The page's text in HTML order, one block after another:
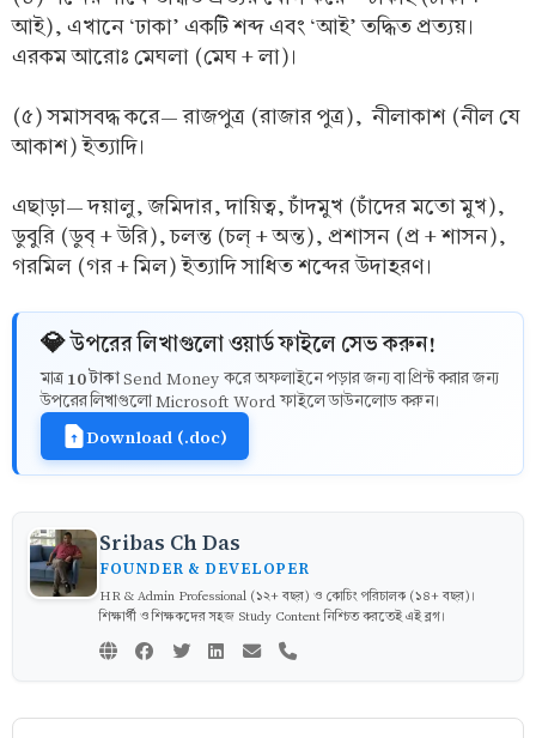
আই), এখানে ‘ঢাকা’ একটি শব্দ এবং ‘আই’ তদ্ধিত প্রত্যয়।
এরকম আরোঃ মেঘলা (মেঘ + লা)।
(৫) সমাসবদ্ধ করে— রাজপুত্র (রাজার পুত্র), নীলাকাশ (নীল যে
আকাশ) ইত্যাদি।
এছাড়া— দয়ালু, জমিদার, দায়িত্ব, চাঁদমুখ (চাঁদের মতো মুখ),
ডুবুরি (ডুব্ + উরি), চলন্ত (চল্ + অন্ত), প্রশাসন (প্র + শাসন),
গরমিল (গর + মিল) ইত্যাদি সাধিত শব্দের উদাহরণ।
💎 উপরের লিখাগুলো ওয়ার্ড ফাইলে সেভ করুন!
মাত্র 10 টাকাSend Money করে অফলাইনে পড়ার জন্য বা প্রিন্ট করার জন্য
উপরের লিখাগুলো Microsoft Word ফাইলে ডাউনলোড করুন।
Download (.doc)
Sribas Ch Das
FOUNDER & DEVELOPER
HR & Admin Professional (১২+ বছর) ও কোচিং পরিচালক (১৪+ বছর)।
শিক্ষার্থী ও শিক্ষকদের সহজ Study Content নিশ্চিত করতেই এই ব্লগ।